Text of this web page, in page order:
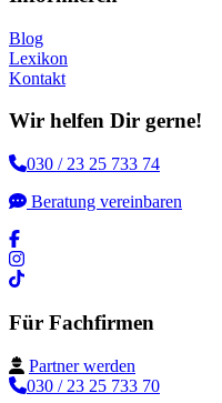
Blog
Lexikon
Kontakt
Wir helfen Dir gerne!
030 / 23 25 733 74
Beratung vereinbaren
Für Fachfirmen
Partner werden
030 / 23 25 733 70